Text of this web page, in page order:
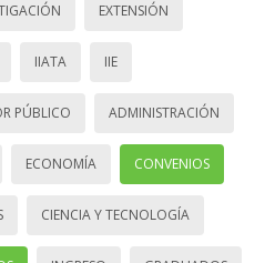
EXTENSIÓN
IIATA IIE
PÚBLICO ADMINISTRACIÓN
ECONOMÍA CONVENIOS
CIENCIA Y TECNOLOGÍA